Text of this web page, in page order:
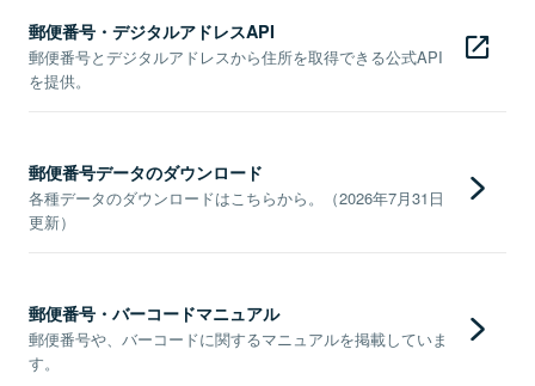
郵便番号・デジタルアドレスAPI
郵便番号とデジタルアドレスから住所を取得できる公式API
を提供。
郵便番号データのダウンロード
各種データのダウンロードはこちらから。（2026年7月31日
更新）
郵便番号・バーコードマニュアル
郵便番号や、バーコードに関するマニュアルを掲載していま
す。